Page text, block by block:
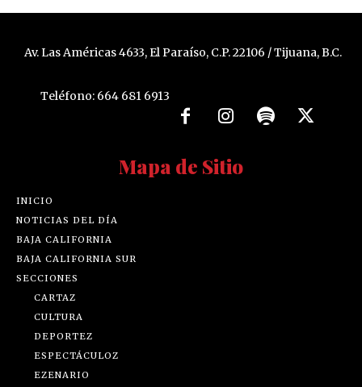
Av. Las Américas 4633, El Paraíso, C.P. 22106 / Tijuana, B.C.
Teléfono: 664 681 6913
Mapa de Sitio
INICIO
NOTICIAS DEL DÍA
BAJA CALIFORNIA
BAJA CALIFORNIA SUR
SECCIONES
CARTAZ
CULTURA
DEPORTEZ
ESPECTÁCULOZ
EZENARIO